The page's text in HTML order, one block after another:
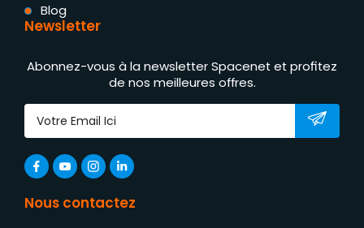
Blog
Newsletter
Abonnez-vous à la newsletter Spacenet et profitez
de nos meilleures offres.
Nous contactez